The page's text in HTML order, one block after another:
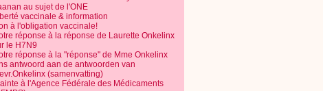
au sujet de l'ONE
vaccinale & information
à l'obligation vaccinale!
réponse à la réponse de Laurette Onkelinx
le H7N9
réponse à la "réponse" de Mme Onkelinx
antwoord aan de antwoorden van
(samenvatting)
à l'Agence Fédérale des Médicaments